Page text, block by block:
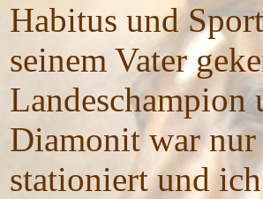
Habitus und
seinem Vater
Landeschampion
Diamonit war
stationiert und